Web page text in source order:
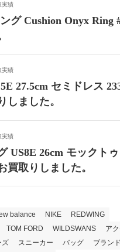
実績
グ Cushion Onyx Ring
実績
27.5cm セミドレス
しました。
実績
US8E 26cm モックトゥ
買取りしました。
balance NIKE
REDWING
TOM FORD WILDSWANS
ア
ズ スニーカー バッグ ブラン